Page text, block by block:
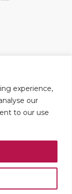
experience,
our
to our use